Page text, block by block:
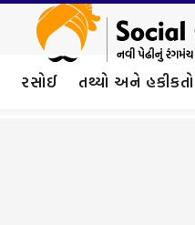
રસોઈ તથ્યો અને હકીકતો